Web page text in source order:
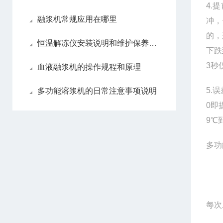
融浆机常规应用在哪里
恒温解冻仪安装说明和维护保养方法
血液融浆机的操作规程和原理
多功能溶浆机的日常注意事项说明
4.提
冲
的
下
3秒
5.误
0即
9℃
多
每